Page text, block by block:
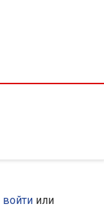
войти или